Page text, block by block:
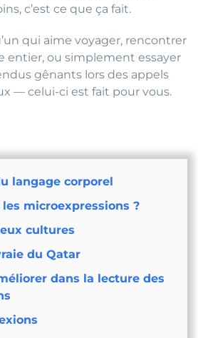
c’est ce que ça fait.
qui aime voyager, rencontrer
entier, ou simplement essayer
gênants lors des appels
— celui-ci est fait pour vous.
langage corporel
les microexpressions ?
cultures
du Qatar
dans la lecture des